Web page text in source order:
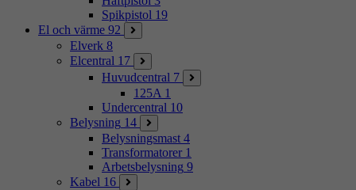
Spikpistol 19
El och värme 92
Elverk 8
Elcentral 17
Huvudcentral 7
125A 1
Undercentral 10
Belysning 14
Belysningsmast 4
Transformatorer 1
Arbetsbelysning 9
Kabel 16